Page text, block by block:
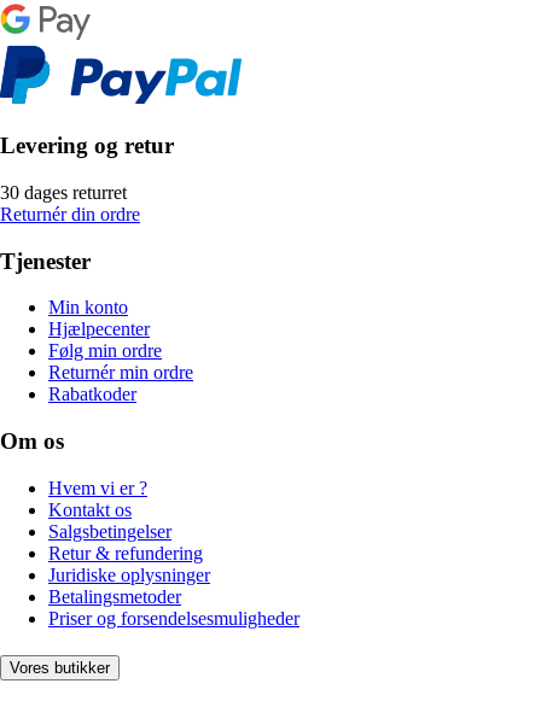
Levering og retur
30 dages returret
Returnér din ordre
Tjenester
Min konto
Hjælpecenter
Følg min ordre
Returnér min ordre
Rabatkoder
Om os
Hvem vi er ?
Kontakt os
Salgsbetingelser
Retur & refundering
Juridiske oplysninger
Betalingsmetoder
Priser og forsendelsesmuligheder
Vores butikker